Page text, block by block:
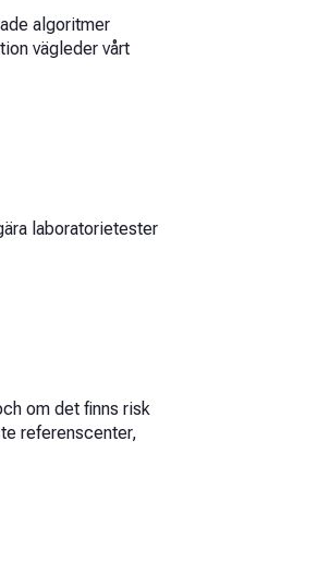
algoritmer
vägleder vårt
laboratorietester
om det finns risk
referenscenter,